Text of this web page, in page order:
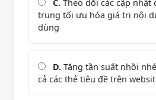
C. Theo dõi các cập nhật
trung tối ưu hóa giá trị nội
dùng
D. Tăng tần suất nhồi
cả các thẻ tiêu đề trên